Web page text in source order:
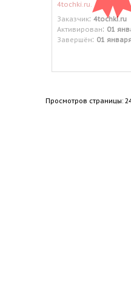
4tochki.ru.
Заказчик: 4tochki.ru
Активирован: 01
Завершён: 01
Просмотров страницы: